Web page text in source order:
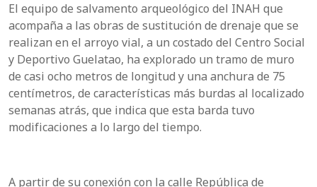
El equipo de salvamento arqueológico del INAH que
acompaña a las obras de sustitución de drenaje que se
realizan en el arroyo vial, a un costado del Centro Social
y Deportivo Guelatao, ha explorado un tramo de muro
de casi ocho metros de longitud y una anchura de 75
centímetros, de características más burdas al localizado
semanas atrás, que indica que esta barda tuvo
modificaciones a lo largo del tiempo.
A partir de su conexión con la calle República de